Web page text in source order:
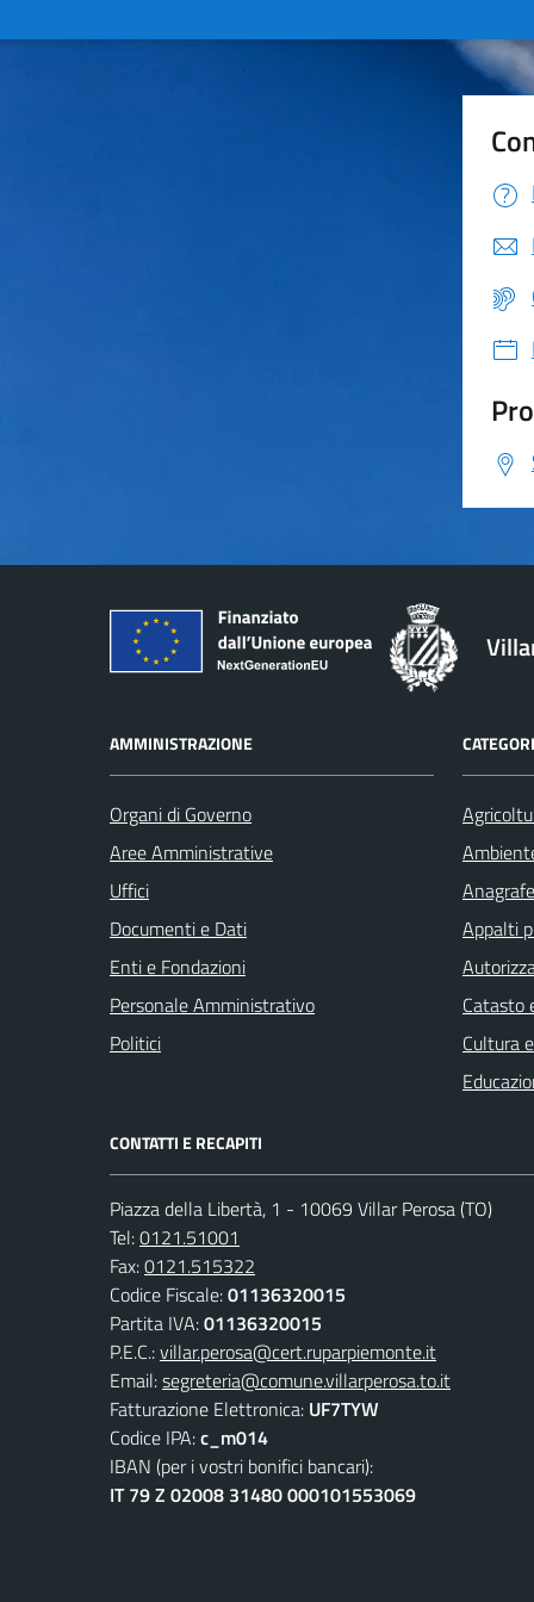
AMMINISTRAZIONE
Organi di Governo
Aree Amministrative
Uffici
Documenti e Dati
Enti e Fondazioni
Personale Amministrativo
Politici
Appalti
Catasto
Cultura
CONTATTI E RECAPITI
Piazza della Libertà, 1 - 10069 Villar Perosa (TO)
Tel:0121.51001
Fax:0121.515322
Codice Fiscale:01136320015
Partita IVA:01136320015
P.E.C.:villar.perosa@cert.ruparpiemonte.it
Email:segreteria@comune.villarperosa.to.it
Fatturazione Elettronica: UF7TYW
Codice IPA:c_m014
IBAN (per i vostri bonifici bancari):
IT 79 Z 02008 31480 000101553069